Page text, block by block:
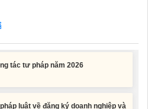
luật về đăng ký doanh nghiệp và